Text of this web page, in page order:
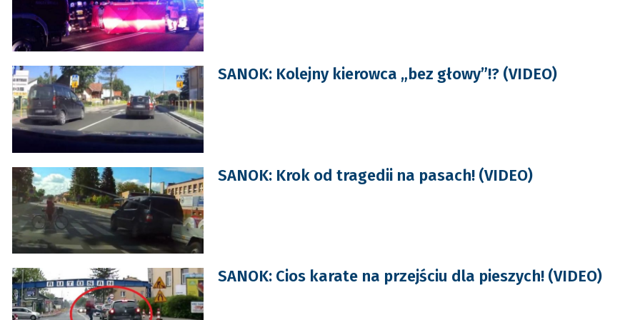
SANOK: Kolejny kierowca „bez głowy”!? (VIDEO)
SANOK: Krok od tragedii na pasach! (VIDEO)
SANOK: Cios karate na przejściu dla pieszych! (VIDEO)